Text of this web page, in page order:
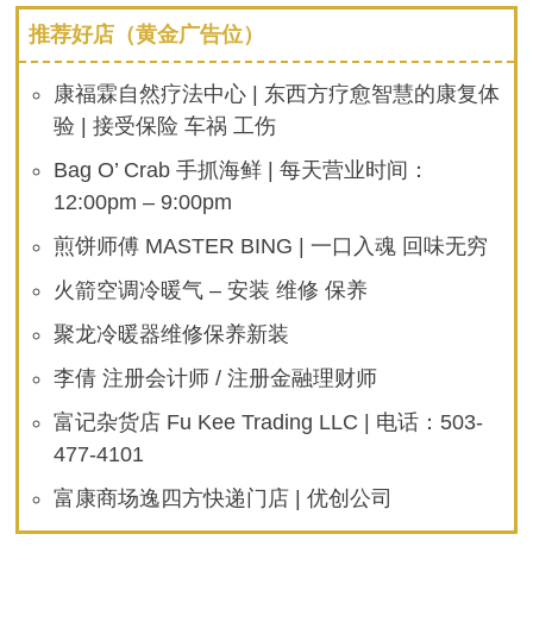
推荐好店（黄金广告位）
康福霖自然疗法中心 | 东西方疗愈智慧的康复体
验 | 接受保险 车祸 工伤
Bag O’ Crab 手抓海鲜 | 每天营业时间：
12:00pm – 9:00pm
煎饼师傅 MASTER BING | 一口入魂 回味无穷
火箭空调冷暖气 – 安装 维修 保养
聚龙冷暖器维修保养新装
李倩 注册会计师 / 注册金融理财师
富记杂货店 Fu Kee Trading LLC | 电话：503-
477-4101
富康商场逸四方快递门店 | 优创公司